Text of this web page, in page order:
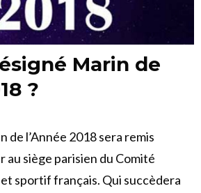
Marin de
?
de l’Année 2018 sera remis
siège parisien du Comité
sportif français. Qui succèdera